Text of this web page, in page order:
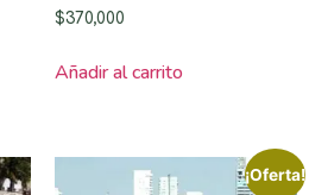
$370,000
Añadir al carrito
¡Oferta!